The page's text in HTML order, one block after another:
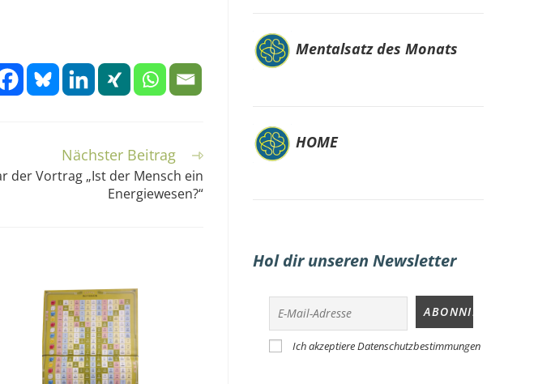
Nächster Beitrag
der Vortrag „Ist der Mensch ein
Energiewesen?“
Mentalsatz des Monats
HOME
Hol dir unseren Newsletter
Ich akzeptiere Datenschutzbestimmungen